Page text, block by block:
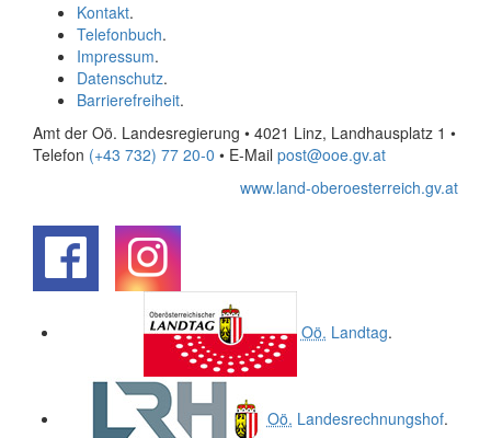
Kontakt.
Telefonbuch.
Impressum.
Datenschutz.
Barrierefreiheit.
Amt der Oö. Landesregierung • 4021 Linz, Landhausplatz 1 •
Telefon (+43 732) 77 20-0 • E-Mail post@ooe.gv.at
www.land-oberoesterreich.gv.at
Oö. Landtag.
Oö. Landesrechnungshof.